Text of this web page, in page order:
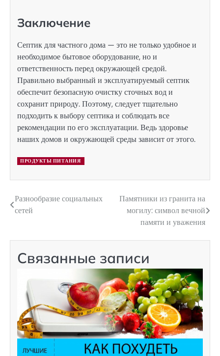
Заключение
Септик для частного дома — это не только удобное и
необходимое бытовое оборудование, но и
ответственность перед окружающей средой.
Правильно выбранный и эксплуатируемый септик
обеспечит безопасную очистку сточных вод и
сохранит природу. Поэтому, следует тщательно
подходить к выбору септика и соблюдать все
рекомендации по его эксплуатации. Ведь здоровье
наших домов и окружающей среды зависит от этого.
ПРОДУКТЫ ПИТАНИЯ
Навигация
записям
Разнообразие социальных
сетей
Памятники из гранита на
могилу: символ вечной
памяти и уважения
Связанные записи